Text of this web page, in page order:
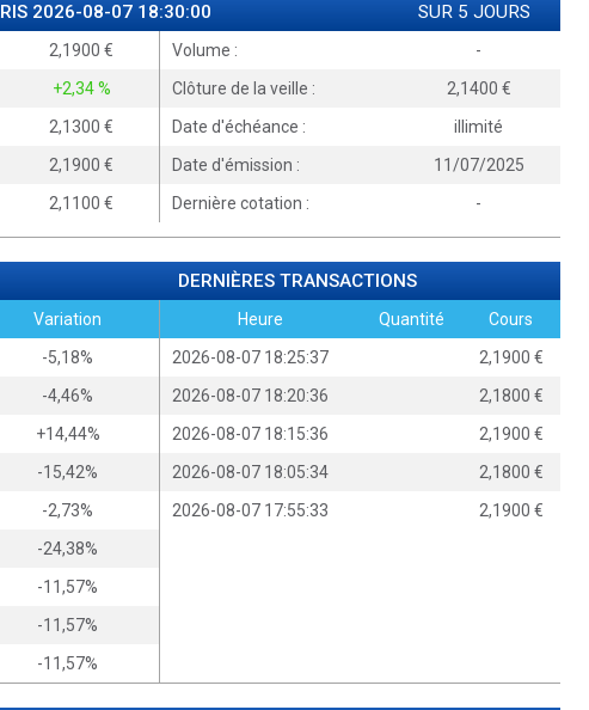
2026-08-07 18:30:00 SUR 5 JOURS
2,1900
+2,34 %
2,1300
2,1900
2,1100
Volume :
-
Clôture de la veille :
2,1400
Date d'échéance :
illimité
Date d'émission :
11/07/2025
Dernière cotation :
-
DERNIÈRES TRANSACTIONS
Variation
-5,18%
-4,46%
+14,44%
-15,42%
-2,73%
-24,38%
-11,57%
-11,57%
-11,57%
Heure Quantité
Cours
2026-08-07 18:25:37
2,1900
2026-08-07 18:20:36
2,1800
2026-08-07 18:15:36
2,1900
2026-08-07 18:05:34
2,1800
2026-08-07 17:55:33
2,1900